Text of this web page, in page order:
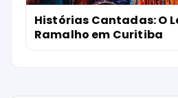
Histórias Cantadas: O
Ramalho em Curitiba